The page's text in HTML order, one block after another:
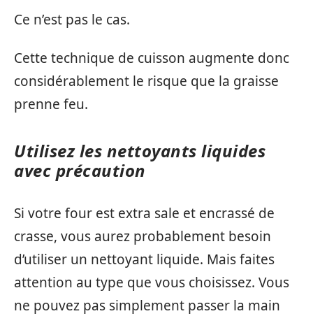
Ce n’est pas le cas.
Cette technique de cuisson augmente donc
considérablement le risque que la graisse
prenne feu.
Utilisez les nettoyants liquides
avec précaution
Si votre four est extra sale et encrassé de
crasse, vous aurez probablement besoin
d’utiliser un nettoyant liquide. Mais faites
attention au type que vous choisissez. Vous
ne pouvez pas simplement passer la main